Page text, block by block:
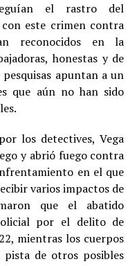
el rastro del
este crimen contra
reconocidos en la
honestas y de
apuntan a un
que aún no han sido
los detectives, Vega
y abrió fuego contra
en el que
varios impactos de
que el abatido
por el delito de
mientras los cuerpos
de otros posibles